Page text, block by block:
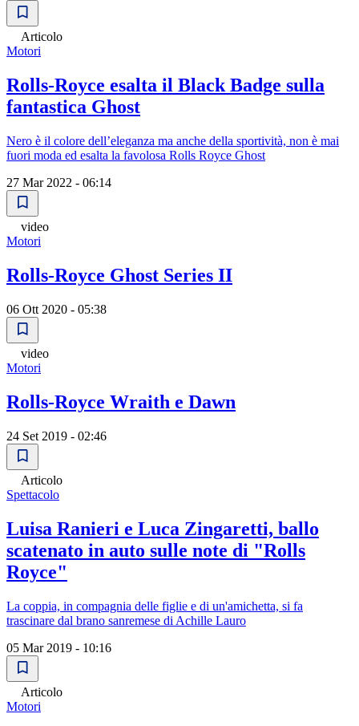
Articolo
Motori
Rolls-Royce esalta il Black Badge sulla
fantastica Ghost
Nero è il colore dellʼeleganza ma anche della sportività, non è mai
fuori moda ed esalta la favolosa Rolls Royce Ghost
27 Mar 2022 - 06:14
video
Motori
Rolls-Royce Ghost Series II
06 Ott 2020 - 05:38
video
Motori
Rolls-Royce Wraith e Dawn
24 Set 2019 - 02:46
Articolo
Spettacolo
Luisa Ranieri e Luca Zingaretti, ballo
scatenato in auto sulle note di "Rolls
Royce"
La coppia, in compagnia delle figlie e di un'amichetta, si fa
trascinare dal brano sanremese di Achille Lauro
05 Mar 2019 - 10:16
Articolo
Motori